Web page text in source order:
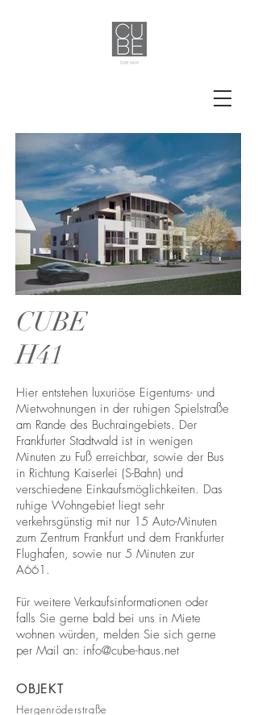
CUBE
H41
Hier entstehen luxuriöse Eigentums- und
Mietwohnungen in der ruhigen Spielstraße
am Rande des Buchraingebiets. Der
Frankfurter Stadtwald ist in wenigen
Minuten zu Fuß erreichbar, sowie der Bus
in Richtung Kaiserlei (S-Bahn) und
verschiedene Einkaufsmöglichkeiten. Das
ruhige Wohngebiet liegt sehr
verkehrsgünstig mit nur 15 Auto-Minuten
zum Zentrum Frankfurt und dem Frankfurter
Flughafen, sowie nur 5 Minuten zur
A661.
Für weitere Verkaufsinformationen oder
falls Sie gerne bald bei uns in Miete
wohnen würden, melden Sie sich gerne
per Mail an: info@cube-haus.net
OBJEKT
Hergenröderstraße
CUBE H41